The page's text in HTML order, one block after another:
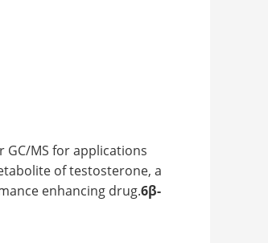
MS for applications
of testosterone, a
enhancing drug.6β-